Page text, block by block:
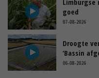
goed
07-08-2026
Droogte
‘Bassin
06-08-2026